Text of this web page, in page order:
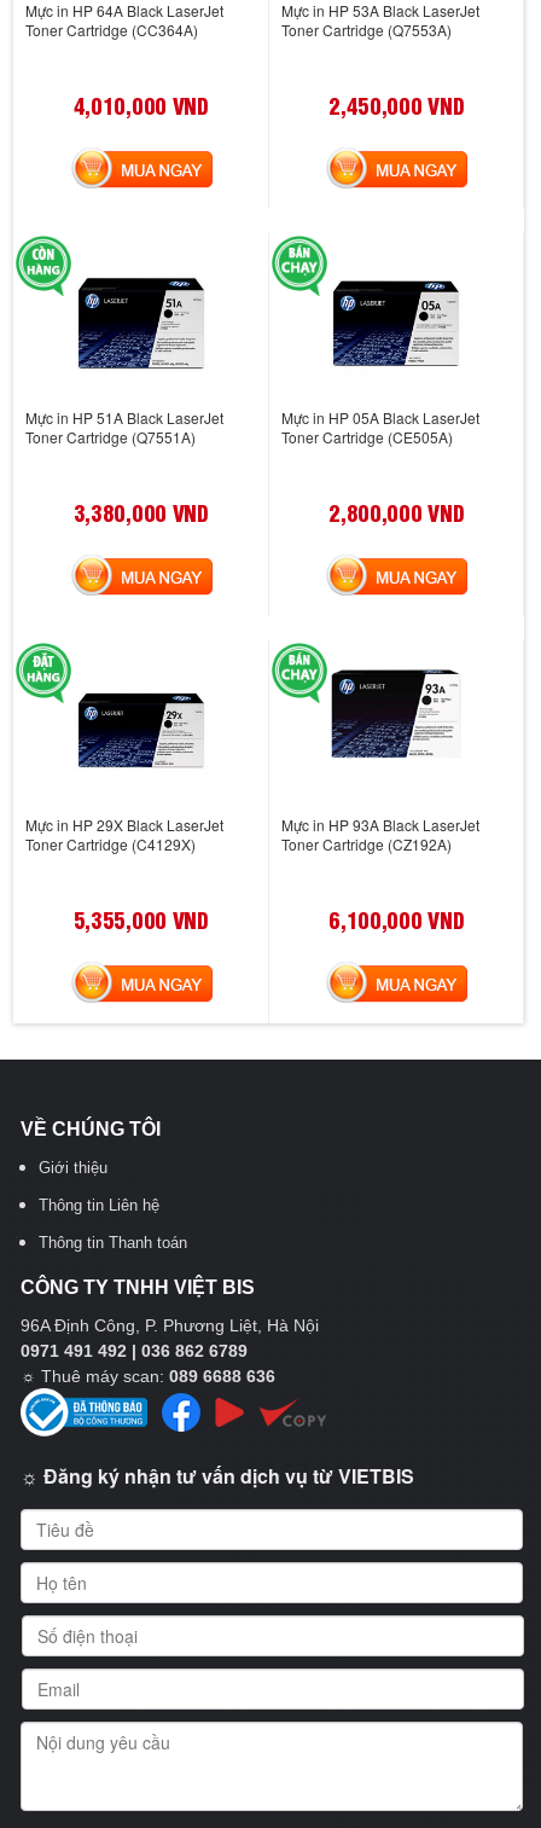
Mực in HP 64A Black LaserJet
Toner Cartridge (CC364A)
4,010,000 VND
MUA NGAY
Mực in HP 53A Black LaserJet
Toner Cartridge (Q7553A)
2,450,000 VND
MUA NGAY
Mực in HP 51A Black LaserJet
Toner Cartridge (Q7551A)
3,380,000 VND
MUA NGAY
Mực in HP 05A Black LaserJet
Toner Cartridge (CE505A)
2,800,000 VND
MUA NGAY
Mực in HP 29X Black LaserJet
Toner Cartridge (C4129X)
5,355,000 VND
MUA NGAY
Mực in HP 93A Black LaserJet
Toner Cartridge (CZ192A)
6,100,000 VND
MUA NGAY
VỀ CHÚNG TÔI
Giới thiệu
Thông tin Liên hệ
Thông tin Thanh toán
CÔNG TY TNHH VIỆT BIS
96A Định Công, P. Phương Liệt, Hà Nội
0971 491 492 | 036 862 6789
☼ Thuê máy scan: 089 6688 636
☼ Đăng ký nhận tư vấn dịch vụ từ VIETBIS